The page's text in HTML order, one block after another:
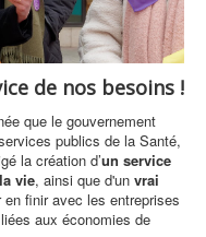
de nos besoins !
que le gouvernement
publics de la Santé,
la création d’un service
vie, ainsi que d'un vrai
en finir avec les entreprises
aux économies de